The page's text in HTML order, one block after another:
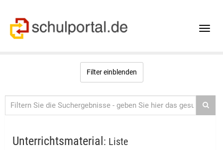
Toggle
Filter einblenden
Unterrichtsmaterial : Liste